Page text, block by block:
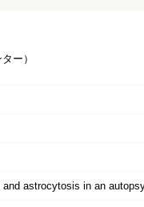
ー）
astrocytosis in an